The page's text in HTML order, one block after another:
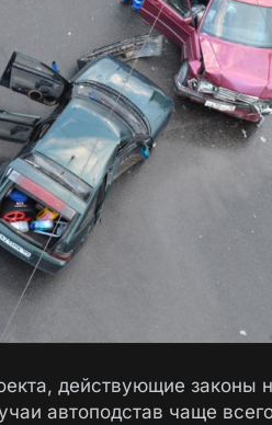
действующие законы
автоподстав чаще